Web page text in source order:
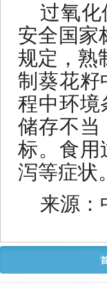
过氧化
安全国家
规定，熟
制葵花籽
程中环境
储存不当
标。食用
泻等症状。
来源：